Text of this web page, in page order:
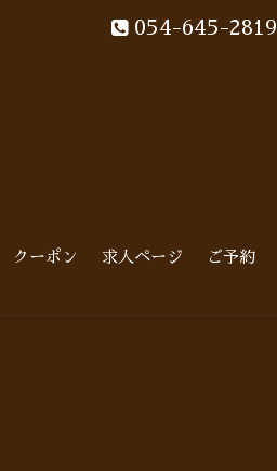
054-645-2819
クーポン 求人ページ ご予約